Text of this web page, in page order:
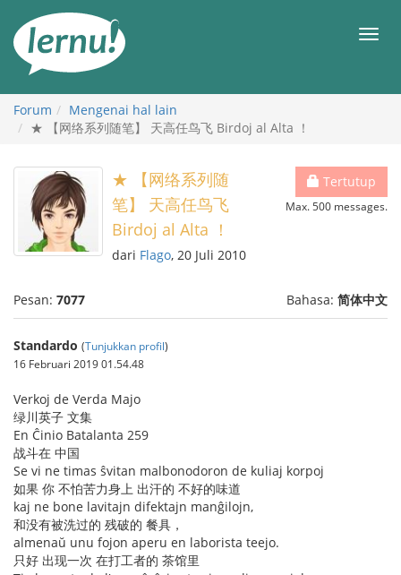
daftar
Forum
Mengenai hal lain
★ 【网络系列随笔】 天高任鸟飞 Birdoj al Alta ！
Tertutup
Max. 500 messages.
★ 【网络系列随
笔】 天高任鸟飞
Birdoj al Alta ！
dari Flago, 20 Juli 2010
Pesan: 7077 Bahasa: 简体中文
Standardo (Tunjukkan profil)
16 Februari 2019 01.54.48
Verkoj de Verda Majo
绿川英子 文集
En Ĉinio Batalanta 259
战斗在 中国
Se vi ne timas ŝvitan malbonodoron de kuliaj korpoj
如果 你 不怕苦力身上 出汗的 不好的味道
kaj ne bone lavitajn difektajn manĝilojn,
和没有被洗过的 残破的 餐具，
almenaŭ unu fojon aperu en laborista teejo.
只好 出现一次 在打工者的 茶馆里